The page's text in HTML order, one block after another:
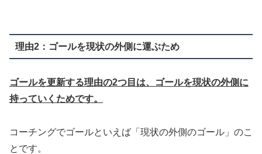
理由2：ゴールを現状の外側に運ぶため
ゴールを更新する理由の2つ目は、ゴールを現状の外側に
持っていくためです。
コーチングでゴールといえば「現状の外側のゴール」のこ
とです。